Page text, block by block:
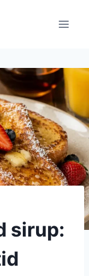
sirup: